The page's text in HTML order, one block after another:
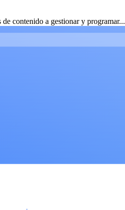
contenido a gestionar y programar...